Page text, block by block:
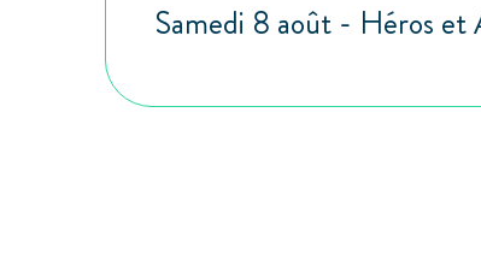
Samedi 8 août - Héros